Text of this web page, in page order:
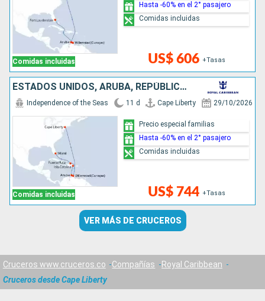
Comidas incluidas US$ 606 +Tasas
Hasta -60% en el 2° pasajero
Comidas incluidas
ESTADOS UNIDOS, ARUBA, REPÚBLICA DOMINICANA
Comidas incluidas
Independence of the Seas 11 d Cape Liberty 29/10/2026
US$ 744 +Tasas
Precio especial familias
Hasta -60% en el 2° pasajero
Comidas incluidas
VER MÁS DE CRUCEROS
Cruceros www.cruceros.co Compañías
Royal Caribbean
Cruceros desde Cape Liberty